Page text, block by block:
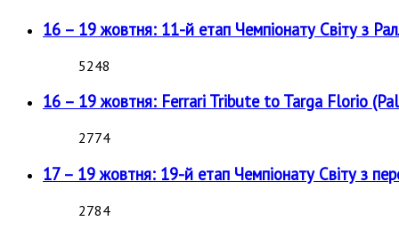
16 – 19 жовтня: 11-й етап Чемпіонату Світу з
5248
16 – 19 жовтня: Ferrari Tribute to Targa Florio
2774
17 – 19 жовтня: 19-й етап Чемпіонату Світу з
2784